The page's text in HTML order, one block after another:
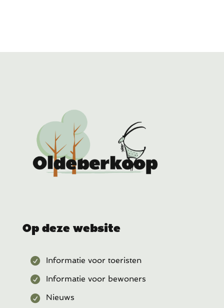
Op deze website
Informatie voor toeristen
Informatie voor bewoners
Nieuws